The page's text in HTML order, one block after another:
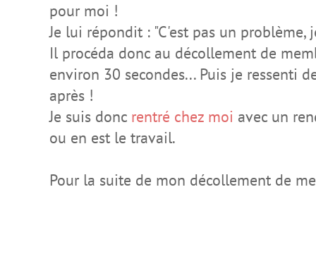
pour moi !
Je lui répondit : "C'est pas un problème,
Il procéda donc au décollement de
environ 30 secondes... Puis je ressenti
après !
Je suis donc rentré chez moi avec un
ou en est le travail.
Pour la suite de mon décollement de